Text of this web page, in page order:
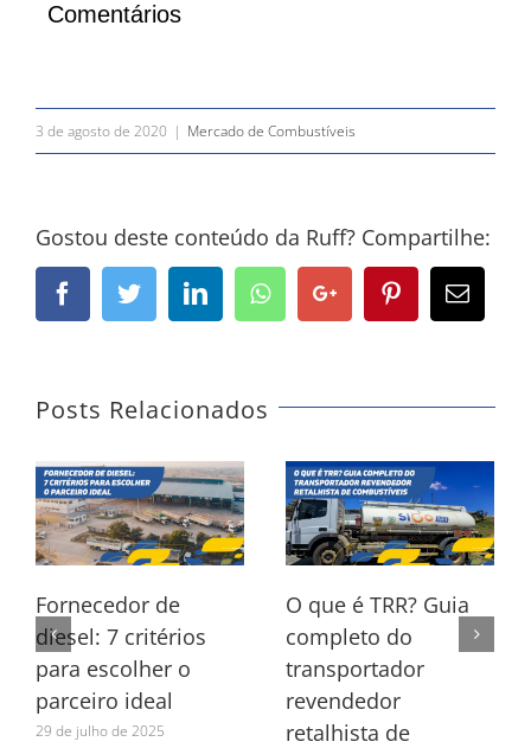
Comentários
3 de agosto de 2020 | Mercado de Combustíveis
Gostou deste conteúdo da Ruff? Compartilhe:
FacebookTwitterLinkedInWhatsappGoogle+ PinterestEmail
Posts Relacionados
Fornecedor de
diesel: 7 critérios
para escolher o
parceiro ideal
29 de julho de 2025
O que é TRR? Guia
completo do
transportador
revendedor
retalhista de